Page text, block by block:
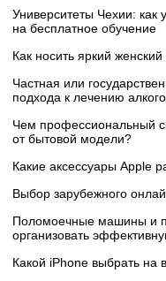
Университеты Чехии: как
на бесплатное обучение
Как носить яркий
Частная или
подхода к лечению
Чем профессиональный
от бытовой модели?
Какие аксессуары Apple
Выбор зарубежного
Поломоечные машины и
организовать
Какой iPhone выбрать на